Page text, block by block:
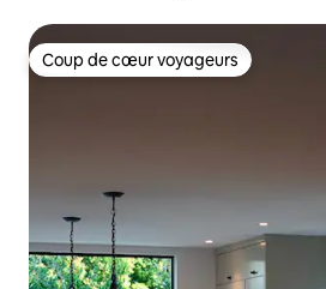
Coup de cœur voyageurs
Coup de cœur voyageurs